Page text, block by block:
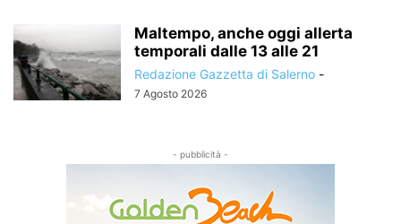
Maltempo, anche oggi allerta
temporali dalle 13 alle 21
Redazione Gazzetta di Salerno -
7 Agosto 2026
- pubblicità -